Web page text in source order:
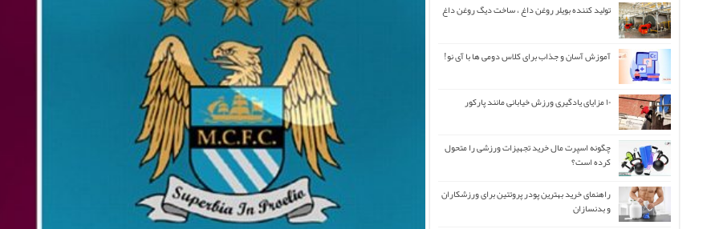
تولید کننده بویلر روغن داغ ، ساخت دیگ روغن داغ
آموزش آسان و جذاب برای کلاس دومی ها با آی نو!
۱۰ مزایای یادگیری ورزش خیابانی مانند پارکور
چگونه اسپرت مال خرید تجهیزات ورزشی را متحول
کرده است؟
راهنمای خرید بهترین پودر پروتئین برای ورزشکاران
و بدنسازان